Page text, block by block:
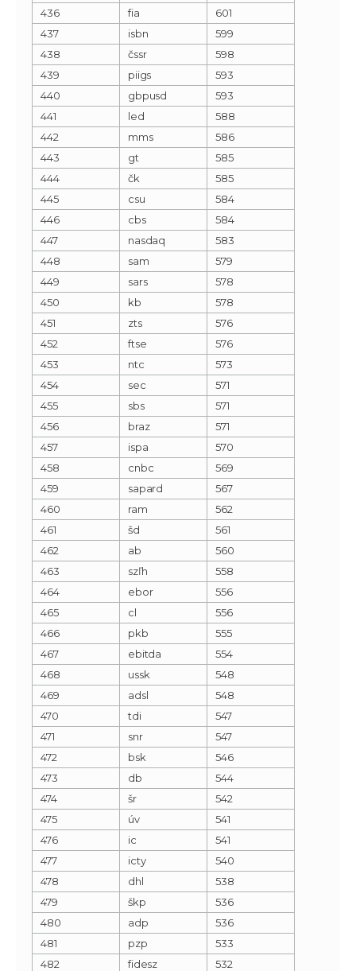
436 fia
601
437
isbn
599
438
čssr
598
439
piigs
593
440
gbpusd
593
441
led
588
442
mms
586
443
gt
585
444
čk
585
445
csu
584
446
cbs
584
447
nasdaq
583
448
sam
579
449
sars
578
450
kb
578
451
zts
576
452
ftse
576
453
ntc
573
454
sec
571
455
sbs
571
456
braz
571
457
ispa
570
458
cnbc
569
459
sapard
567
460
ram
562
461
šd
561
462
ab
560
463
szľh
558
464
ebor
556
465
cl
556
466
pkb
555
467
ebitda
554
468
ussk
548
469
adsl
548
470
tdi
547
471
snr
547
472
bsk
546
473
db
544
474
šr
542
475
úv
541
476
ic
541
477
icty
540
478
dhl
538
479
škp
536
480
adp
536
481
pzp
533
482
fidesz
532